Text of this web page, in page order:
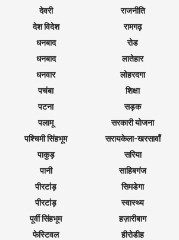
देवरी
देश विदेश
धनबाद
धनबाद
धनवार
पचंबा
पटना
पलामू
पश्चिमी सिंहभूम
पाकुड़
पानी
पीरटांड़
पीरटांड़
पूर्वी सिंहभूम
फेस्टिवल
राजनीति
रामगढ़
रोड
लातेहार
लोहरदगा
शिक्षा
सड़क
सरकारी योजना
सरायकेला-खरसावाँ
सरिया
साहिबगंज
सिमडेगा
स्वास्थ्य
हज़ारीबाग
हीरोडीह